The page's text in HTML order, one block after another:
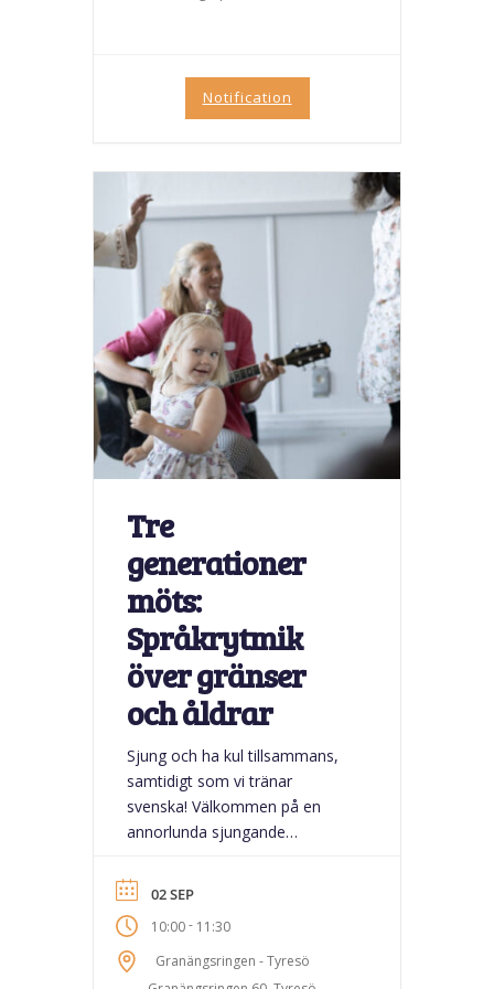
Notification
Tre
generationer
möts:
Språkrytmik
över gränser
och åldrar
Sjung och ha kul tillsammans,
samtidigt som vi tränar
svenska! Välkommen på en
annorlunda sjungande
med Charlotte Wihk, kommer
sjunga och röra oss till musiken.
Charlotte har utvecklat
projektet Språkrytmik och har
jobbat med barn och rytmik i
02 SEP
10:00- 11:30
Granängsringen - Tyresö